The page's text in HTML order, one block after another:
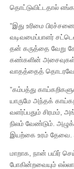
தொட்டுவிட்டதால்
”இது உரிமை
வடிவமைப்பாளர்
தன் கருத்தை வேறு
கண்களின்
வாதத்தைத் தொடரவே
”கம்பத்து
யாருமே அந்தக்
வளர்ப்பதும் சிரமம்,
நிலம் வேண்டும்.
இயற்கை உரம் தேவை.
மாறாக, நான் பயிர்
போகின்றவையும்